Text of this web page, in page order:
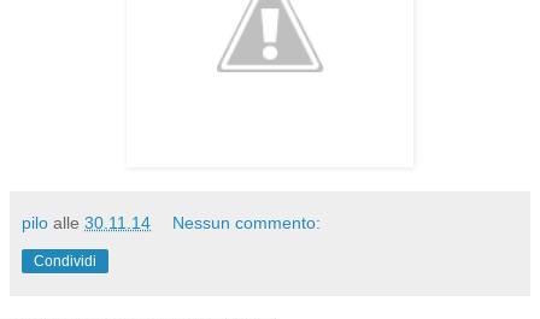
pilo alle 30.11.14 Nessun commento:
Condividi